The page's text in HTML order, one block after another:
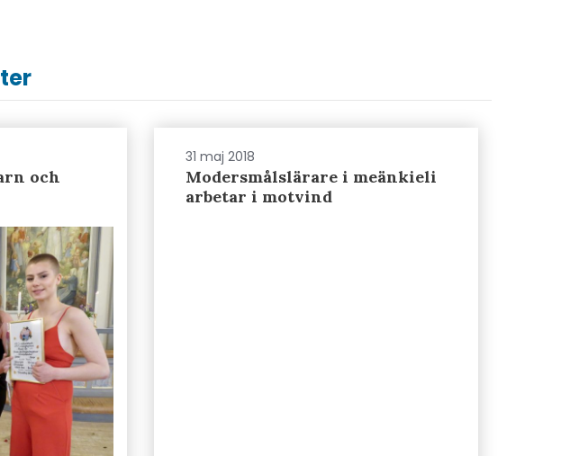
och
31 maj 2018
Modersmålslärare i meänkieli
arbetar i motvind